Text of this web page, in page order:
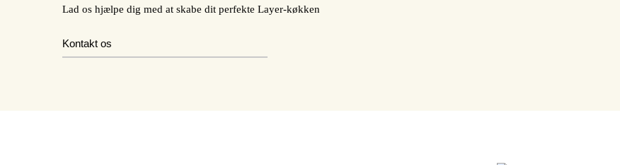
Lad os hjælpe dig med at skabe dit perfekte Layer-køkken
Kontakt os